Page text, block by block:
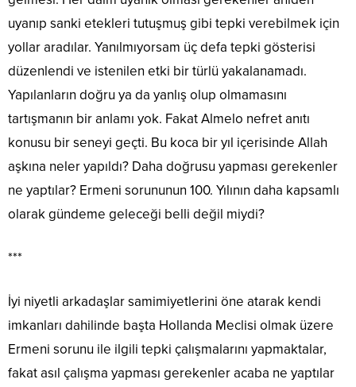
uyanıp sanki etekleri tutuşmuş gibi tepki verebilmek için
yollar aradılar. Yanılmıyorsam üç defa tepki gösterisi
düzenlendi ve istenilen etki bir türlü yakalanamadı.
Yapılanların doğru ya da yanlış olup olmamasını
tartışmanın bir anlamı yok. Fakat Almelo nefret anıtı
konusu bir seneyi geçti. Bu koca bir yıl içerisinde Allah
aşkına neler yapıldı? Daha doğrusu yapması gerekenler
ne yaptılar? Ermeni sorununun 100. Yılının daha kapsamlı
olarak gündeme geleceği belli değil miydi?
***
İyi niyetli arkadaşlar samimiyetlerini öne atarak kendi
imkanları dahilinde başta Hollanda Meclisi olmak üzere
Ermeni sorunu ile ilgili tepki çalışmalarını yapmaktalar,
fakat asıl çalışma yapması gerekenler acaba ne yaptılar